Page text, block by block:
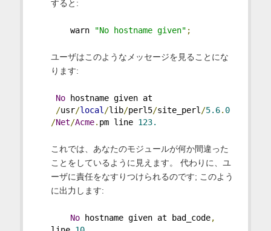
すると:
warn "No hostname given" ;
ユーザはこのようなメッセージを見ることにな
ります:
No hostname given at
/usr/local /lib/perl5/site_perl /5.6. 0
/Net/Acme. pm line 123.
これでは、あなたのモジュールが何か間違った
ことをしているように見えます。 代わりに、ユ
ーザに責任をなすりつけられるのです; このよう
に出力します:
No hostname given at bad_code,